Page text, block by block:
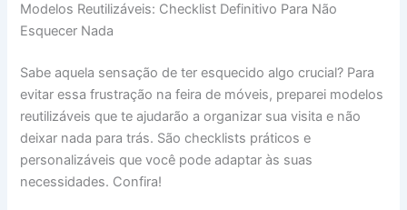
Modelos Reutilizáveis: Checklist Definitivo Para Não
Esquecer Nada
Sabe aquela sensação de ter esquecido algo crucial? Para
evitar essa frustração na feira de móveis, preparei modelos
reutilizáveis que te ajudarão a organizar sua visita e não
deixar nada para trás. São checklists práticos e
personalizáveis que você pode adaptar às suas
necessidades. Confira!